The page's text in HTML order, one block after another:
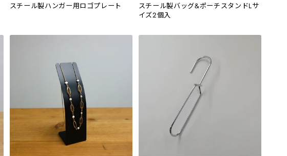
スチール製ハンガー用ロゴプレート
スチール製バッグ&ポーチスタンドLサ
イズ2個入